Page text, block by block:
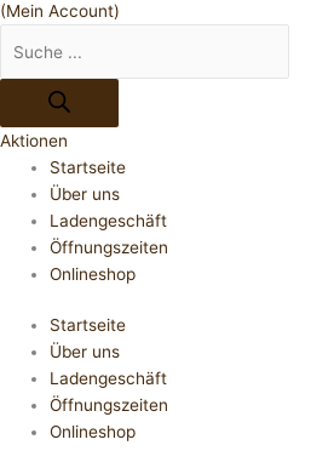
(Mein Account)
Aktionen
Startseite
Über uns
Ladengeschäft
Öffnungszeiten
Onlineshop
Startseite
Über uns
Ladengeschäft
Öffnungszeiten
Onlineshop